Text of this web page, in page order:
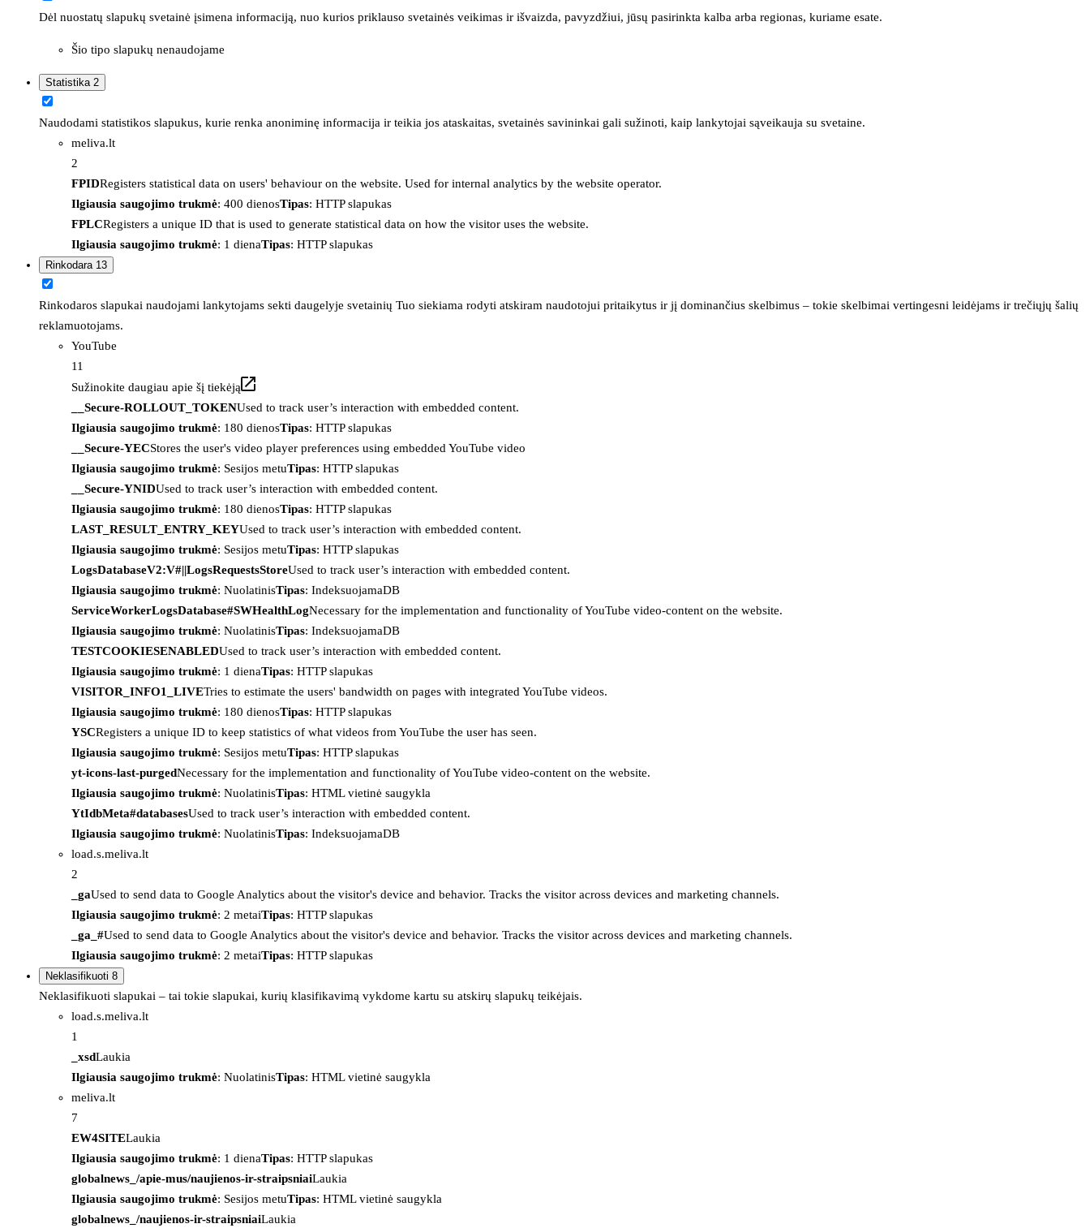
Dėl nuostatų slapukų svetainė įsimena informaciją, nuo kurios priklauso svetainės veikimas ir išvaizda, pavyzdžiui, jūsų pasirinkta kalba arba regionas, kuriame esate.
Šio tipo slapukų nenaudojame
Statistika 2
Naudodami statistikos slapukus, kurie renka anoniminę informacija ir teikia jos ataskaitas, svetainės savininkai gali sužinoti, kaip lankytojai sąveikauja su svetaine.
meliva.lt
2
FPIDRegisters statistical data on users' behaviour on the website. Used for internal analytics by the website operator.
Ilgiausia saugojimo trukmė: 400 dienosTipas: HTTP slapukas
FPLCRegisters a unique ID that is used to generate statistical data on how the visitor uses the website.
Ilgiausia saugojimo trukmė: 1 dienaTipas: HTTP slapukas
Rinkodara 13
Rinkodaros slapukai naudojami lankytojams sekti daugelyje svetainių Tuo siekiama rodyti atskiram naudotojui pritaikytus ir jį dominančius skelbimus – tokie skelbimai vertingesni leidėjams ir trečiųjų šalių
reklamuotojams.
YouTube
11
Sužinokite daugiau apie šį tiekėją
__Secure-ROLLOUT_TOKENUsed to track user’s interaction with embedded content.
Ilgiausia saugojimo trukmė: 180 dienosTipas: HTTP slapukas
__Secure-YECStores the user's video player preferences using embedded YouTube video
Ilgiausia saugojimo trukmė: Sesijos metuTipas: HTTP slapukas
__Secure-YNIDUsed to track user’s interaction with embedded content.
Ilgiausia saugojimo trukmė: 180 dienosTipas: HTTP slapukas
LAST_RESULT_ENTRY_KEYUsed to track user’s interaction with embedded content.
Ilgiausia saugojimo trukmė: Sesijos metuTipas: HTTP slapukas
LogsDatabaseV2:V#||LogsRequestsStoreUsed to track user’s interaction with embedded content.
Ilgiausia saugojimo trukmė: NuolatinisTipas: IndeksuojamaDB
ServiceWorkerLogsDatabase#SWHealthLogNecessary for the implementation and functionality of YouTube video-content on the website.
Ilgiausia saugojimo trukmė: NuolatinisTipas: IndeksuojamaDB
TESTCOOKIESENABLEDUsed to track user’s interaction with embedded content.
Ilgiausia saugojimo trukmė: 1 dienaTipas: HTTP slapukas
VISITOR_INFO1_LIVETries to estimate the users' bandwidth on pages with integrated YouTube videos.
Ilgiausia saugojimo trukmė: 180 dienosTipas: HTTP slapukas
YSCRegisters a unique ID to keep statistics of what videos from YouTube the user has seen.
Ilgiausia saugojimo trukmė: Sesijos metuTipas: HTTP slapukas
yt-icons-last-purgedNecessary for the implementation and functionality of YouTube video-content on the website.
Ilgiausia saugojimo trukmė: NuolatinisTipas: HTML vietinė saugykla
YtIdbMeta#databasesUsed to track user’s interaction with embedded content.
Ilgiausia saugojimo trukmė: NuolatinisTipas: IndeksuojamaDB
load.s.meliva.lt
2
_gaUsed to send data to Google Analytics about the visitor's device and behavior. Tracks the visitor across devices and marketing channels.
Ilgiausia saugojimo trukmė: 2 metaiTipas: HTTP slapukas
_ga_#Used to send data to Google Analytics about the visitor's device and behavior. Tracks the visitor across devices and marketing channels.
Ilgiausia saugojimo trukmė: 2 metaiTipas: HTTP slapukas
Neklasifikuoti 8
Neklasifikuoti slapukai – tai tokie slapukai, kurių klasifikavimą vykdome kartu su atskirų slapukų teikėjais.
load.s.meliva.lt
1
_xsdLaukia
Ilgiausia saugojimo trukmė: NuolatinisTipas: HTML vietinė saugykla
meliva.lt
7
EW4SITELaukia
Ilgiausia saugojimo trukmė: 1 dienaTipas: HTTP slapukas
globalnews_/apie-mus/naujienos-ir-straipsniaiLaukia
Ilgiausia saugojimo trukmė: Sesijos metuTipas: HTML vietinė saugykla
globalnews_/naujienos-ir-straipsniaiLaukia